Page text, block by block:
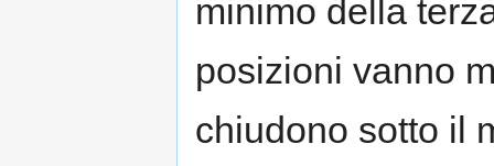
minimo della
posizioni vanno
chiudono sotto il